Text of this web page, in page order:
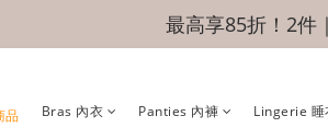
最高享85折！2件
品 Bras 內衣 Panties 內褲 Lingerie 睡